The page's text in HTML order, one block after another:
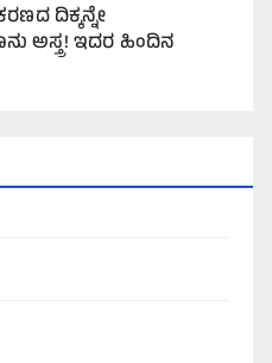
ದಿಕ್ಕನ್ನೇ
ಅಸ್ತ್ರ! ಇದರ ಹಿಂದಿನ